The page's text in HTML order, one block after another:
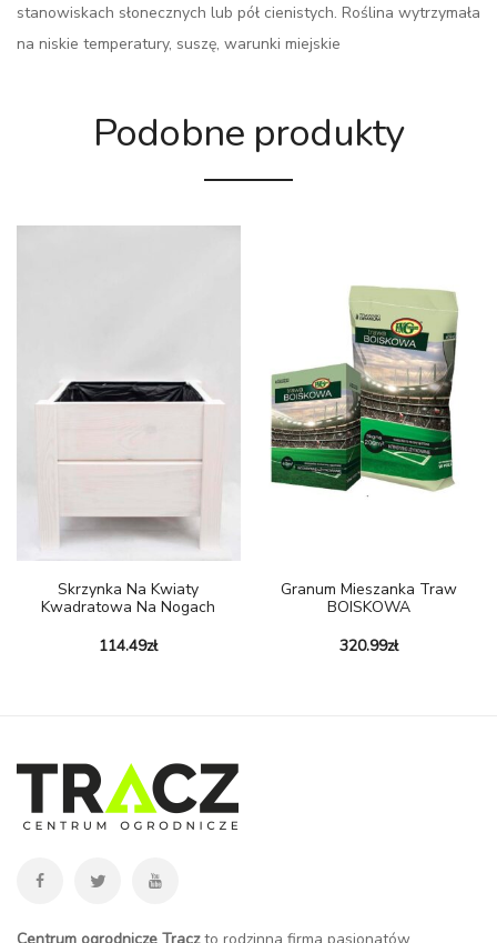
stanowiskach słonecznych lub pół cienistych. Roślina wytrzymała
na niskie temperatury, suszę, warunki miejskie
Podobne produkty
Skrzynka Na Kwiaty
Kwadratowa Na Nogach
114.49zł
Granum Mieszanka Traw
BOISKOWA
320.99zł